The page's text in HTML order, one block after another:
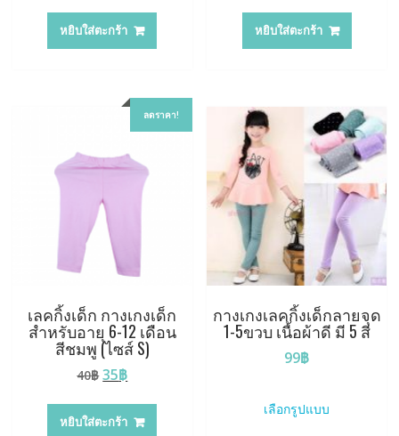
was:
40฿.
is:
35฿.
หยิบใส่ตะกร้า
was:
40฿.
is:
35฿.
หยิบใส่ตะกร้า
ลดราคา!
เลคกิ้งเด็ก กางเกงเด็ก
สำหรับอายุ 6-12 เดือน
สีชมพู (ไซส์ S)
40฿Original
was:
35฿Current
is:
หยิบใส่ตะกร้า
กางเกงเลคกิ้งเด็กลายจุด
1-5ขวบ เนื้อผ้าดี มี 5 สี
99฿
เลือกรูปแบบ